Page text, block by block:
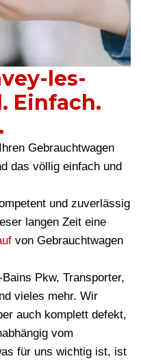
les-
Einfach.
Gebrauchtwagen
das völlig einfach und
und zuverlässig
langen Zeit eine
von Gebrauchtwagen
Pkw, Transporter,
vieles mehr. Wir
auch komplett defekt,
vom
für uns wichtig ist, ist